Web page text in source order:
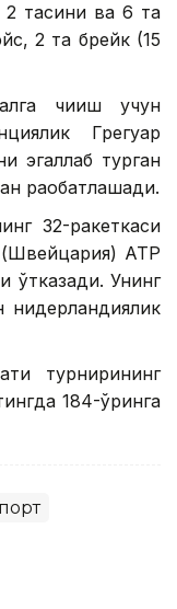
2 тасини ва 6 та
2 та брейк (15
чиқиш учун
Грегуар
эгаллаб турган
рақобатлашади.
32-ракеткаси
ATP
ўтказади. Унинг
нидерландиялик
турнирининг
184-ўринга